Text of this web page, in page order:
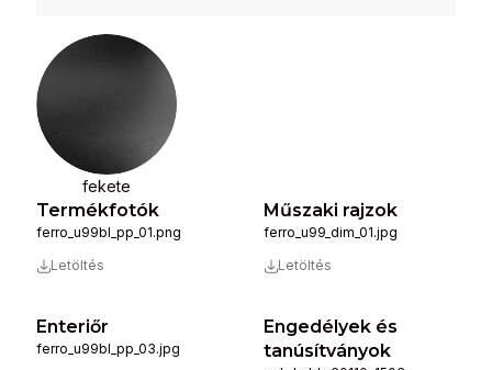
fekete
Termékfotók
ferro_u99bl_pp_01.png
Letöltés
Műszaki rajzok
ferro_u99_dim_01.jpg
Letöltés
Enteriőr
ferro_u99bl_pp_03.jpg
Engedélyek és
tanúsítványok